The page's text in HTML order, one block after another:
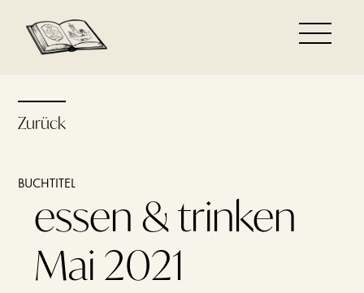
Zurück
BUCHTITEL
essen & trinken
Mai 2021